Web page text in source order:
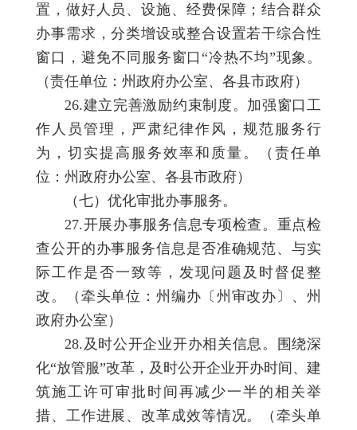
置，做好人员、设施、经费保障；结合群众
办事需求，分类增设或整合设置若干综合性
窗口，避免不同服务窗口“冷热不均”现象。
（责任单位：州政府办公室、各县市政府）
26.建立完善激励约束制度。加强窗口工
作人员管理，严肃纪律作风，规范服务行
为，切实提高服务效率和质量。（责任单
位：州政府办公室、各县市政府）
（七）优化审批办事服务。
27.开展办事服务信息专项检查。重点检
查公开的办事服务信息是否准确规范、与实
际工作是否一致等，发现问题及时督促整
改。（牵头单位：州编办〔州审改办〕、州
政府办公室）
28.及时公开企业开办相关信息。围绕深
化“放管服”改革，及时公开企业开办时间、建
筑施工许可审批时间再减少一半的相关举
措、工作进展、改革成效等情况。（牵头单